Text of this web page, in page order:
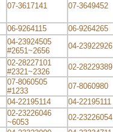
07-3617141 07-3649452
06-9264115 06-9264265
04-23924505
#2651~2656
04-23922926
02-28227101
#2321~2326
02-28229389
07-8060505
#1233
07-8060980
04-22195114 04-22195111
02-23226046
~6053
02-23226054